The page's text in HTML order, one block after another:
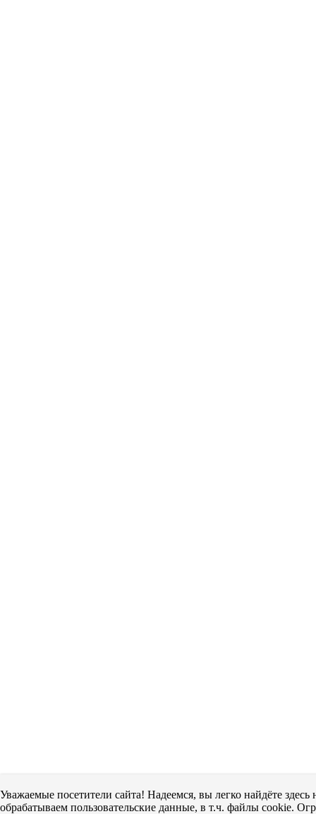
Уважаемые посетители сайта! Надеемся, вы легко найдёте
обрабатываем пользовательские данные, в т.ч. файлы cookie.